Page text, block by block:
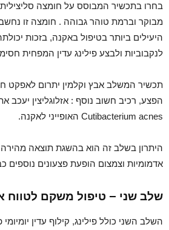
בחרו בתכשיר המבוסס על חומצה סליצילית
מבוקר וברמת טוהר גבוהה . חומצה זו
היעילים ביותר בטיפול באקנה, בזכות
לנקבוביות ולבצע פילינג עדין המפחית
תכשיר המשלב אבץ וקלמין יתרום לאפקט
הפצע, רכיב חשוב נוסף : אזלוגליצין יעכב
Cutibacterium acnes האופייני לאקנה.
היתרון בשלב זה הוא בהשגת תוצאה
אדמומיות וצמצום הופעת פצעונים נוספים
שלב שני – טיפול משקם לטווח
השלב השני כולל פילינג, קילוף עדין